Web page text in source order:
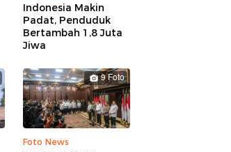
Indonesia Makin
Padat, Penduduk
Bertambah 1,8 Juta
Jiwa
9 Foto
Foto News